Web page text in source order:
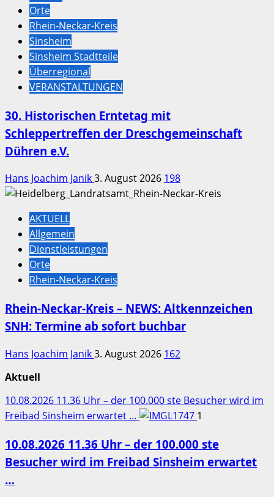
Orte
Rhein-Neckar-Kreis
Sinsheim
Sinsheim Stadtteile
Überregional
VERANSTALTUNGEN
30. Historischen Erntetag mit
Schleppertreffen der Dreschgemeinschaft
Dühren e.V.
Hans Joachim Janik3. August 2026 198
AKTUELL
Allgemein
Dienstleistungen
Orte
Rhein-Neckar-Kreis
Rhein-Neckar-Kreis – NEWS: Altkennzeichen
SNH: Termine ab sofort buchbar
Hans Joachim Janik3. August 2026 162
Aktuell
10.08.2026 11.36 Uhr – der 100.000 ste Besucher wird im
Freibad Sinsheim erwartet …
1
10.08.2026 11.36 Uhr – der 100.000 ste
Besucher wird im Freibad Sinsheim erwartet
…